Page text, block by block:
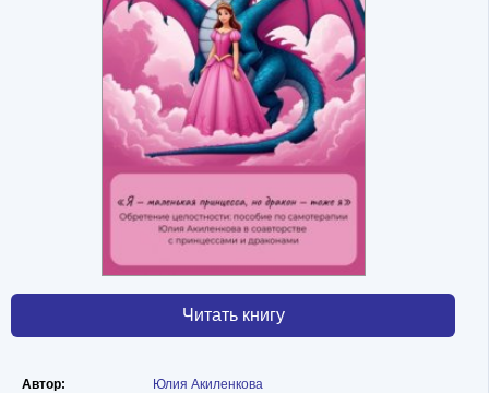
Читать книгу
Автор: Юлия Акиленкова